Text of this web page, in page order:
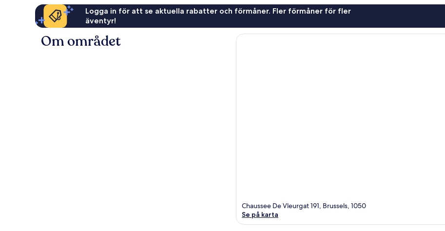
Logga in för att se aktuella rabatter och förmåner. Fler förmåner för fler
äventyr!
Om området
Chaussee De Vleurgat 191, Brussels, 1050
Se på karta